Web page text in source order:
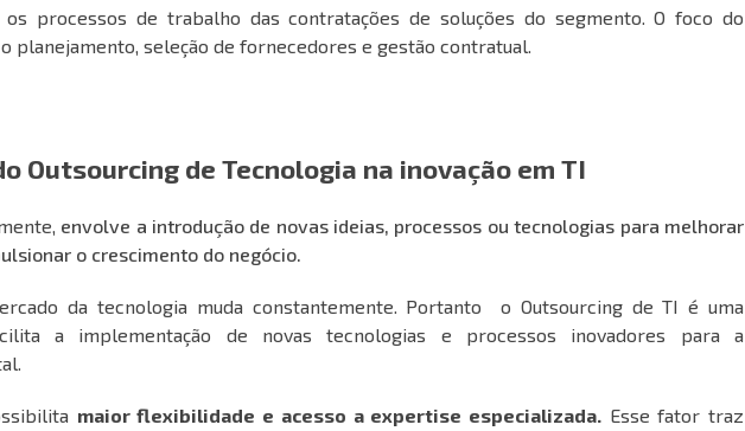
processos de trabalho das contratações de soluções do segmento. O foco do
planejamento, seleção de fornecedores e gestão contratual.
Outsourcing de Tecnologia na inovação em TI
envolve a introdução de novas ideias, processos ou tecnologias para melhorar
o crescimento do negócio.
da tecnologia muda constantemente. Portanto o Outsourcing de TI é uma
a implementação de novas tecnologias e processos inovadores para a
maior flexibilidade e acesso a expertise especializada.Esse fator traz